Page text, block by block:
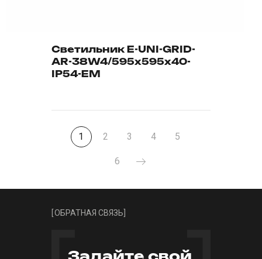
Светильник E-UNI-GRID-
AR-38W4/595х595х40-
IP54-EM
1 2 3 4 5
6
ОБРАТНАЯ СВЯЗЬ